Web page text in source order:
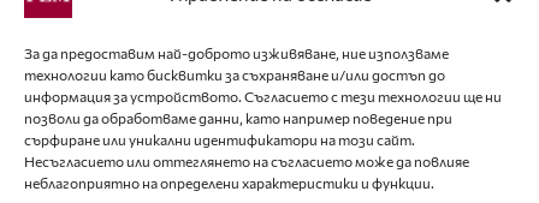
За да предоставим най-доброто изживяване, ние използваме
технологии като бисквитки за съхраняване и/или достъп до
информация за устройството. Съгласието с тези технологии ще ни
позволи да обработваме данни, като например поведение при
сърфиране или уникални идентификатори на този сайт.
Несъгласието или оттеглянето на съгласието може да повлияе
неблагоприятно на определени характеристики и функции.
За контакти
editor@fashion-lifestyle.net
+359 88 227 33 47
Последвайте ни